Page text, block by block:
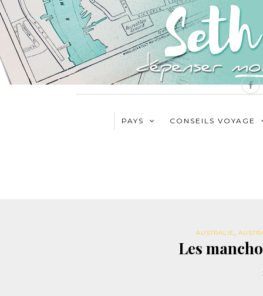
PAYS CONSEILS VOYAGE
AUSTRALIE,
Les